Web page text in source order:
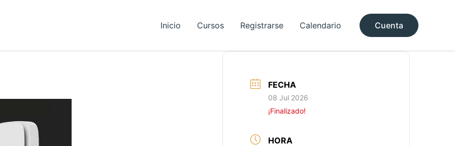
Inicio Cursos Registrarse Calendario Cuenta
FECHA
08 Jul 2026
¡Finalizado!
HORA